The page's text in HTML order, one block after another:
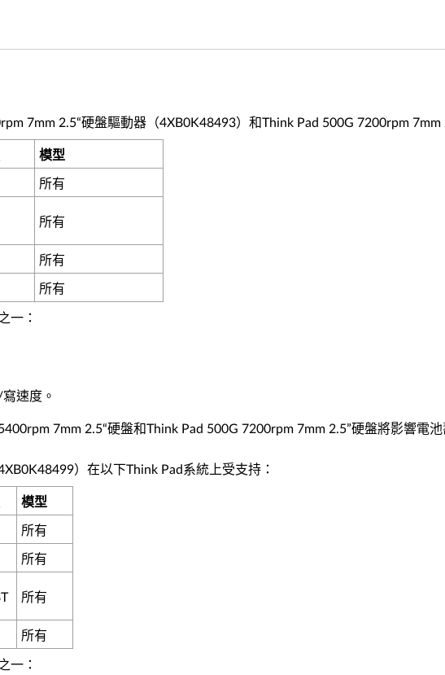
7mm 2.5“硬盤驅動器（4XB0K48493）和Think Pad 500G 7200rpm 7mm
模型
所有
所有
所有
所有
一：
速度。
7mm 2.5“硬盤和Think Pad 500G 7200rpm 7mm 2.5”硬盤將影響電池
）在以下Think Pad系統上受支持：
模型
所有
所有
所有
所有
一：